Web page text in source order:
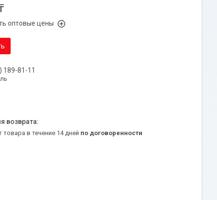
оптовые цены
189-81-11
товара в течение 14 дней по договоренности